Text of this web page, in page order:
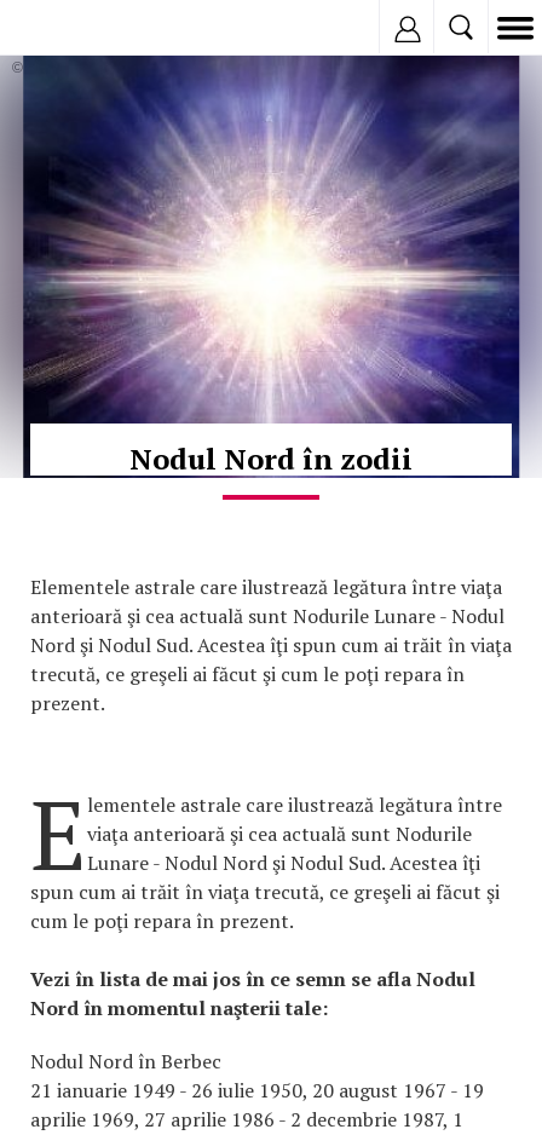
© Copyright:
Nodul Nord în zodii
Elementele astrale care ilustrează legătura între viaţa
anterioară şi cea actuală sunt Nodurile Lunare - Nodul
Nord şi Nodul Sud. Acestea îţi spun cum ai trăit în viaţa
trecută, ce greşeli ai făcut şi cum le poţi repara în
prezent.
E lementele astrale care ilustrează legătura între
viaţa anterioară şi cea actuală sunt Nodurile
Lunare - Nodul Nord şi Nodul Sud. Acestea îţi
spun cum ai trăit în viaţa trecută, ce greşeli ai făcut şi
cum le poţi repara în prezent.
Vezi în lista de mai jos în ce semn se afla Nodul
Nord în momentul naşterii tale:
Nodul Nord în Berbec
21 ianuarie 1949 - 26 iulie 1950, 20 august 1967 - 19
aprilie 1969, 27 aprilie 1986 - 2 decembrie 1987, 1